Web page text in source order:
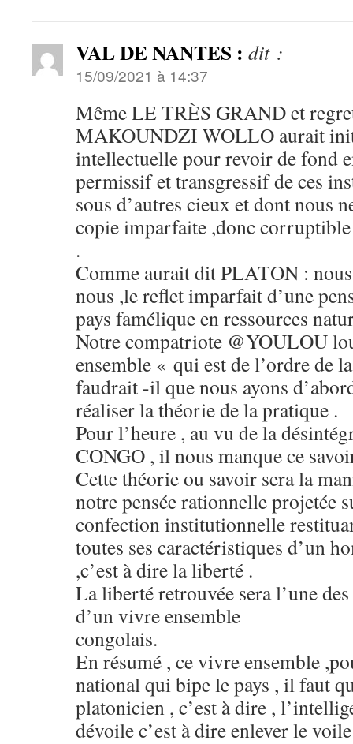
VAL DE NANTES : dit :
15/09/2021 à 14:37
Même LE TRÈS GRAND et
MAKOUNDZI WOLLO aurait
intellectuelle pour revoir de fond
permissif et transgressif de ces
sous d’autres cieux et dont nous
copie imparfaite ,donc
.
Comme aurait dit PLATON :
nous ,le reflet imparfait d’une
pays famélique en ressources
Notre compatriote @YOULOU
ensemble « qui est de l’ordre de
faudrait -il que nous ayons
réaliser la théorie de la pratique .
Pour l’heure , au vu de la
CONGO , il nous manque ce
Cette théorie ou savoir sera la
notre pensée rationnelle projetée
confection institutionnelle
toutes ses caractéristiques d’un
,c’est à dire la liberté .
La liberté retrouvée sera l’une
d’un vivre ensemble
congolais.
En résumé , ce vivre ensemble
national qui bipe le pays , il faut
platonicien , c’est à dire ,
dévoile c’est à dire enlever le